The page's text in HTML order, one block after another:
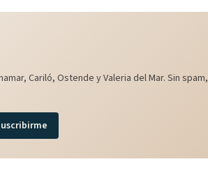
Cariló, Ostende y Valeria del Mar. Sin spam,